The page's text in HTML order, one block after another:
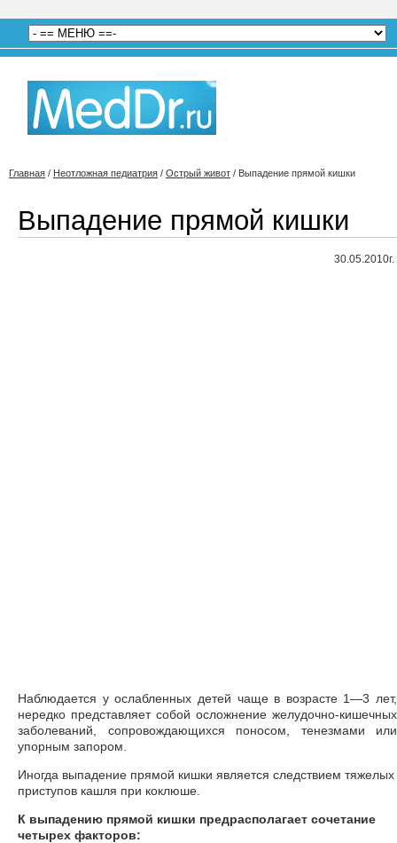
Главная / Неотложная педиатрия / Острый живот / Выпадение прямой кишки
Выпадение прямой кишки
30.05.2010г.
Наблюдается у ослабленных детей чаще в возрасте 1—3 лет,
нередко представляет собой осложнение желудочно-кишечных
заболеваний, сопровождающихся поносом, тенезмами или
упорным запором.
Иногда выпадение прямой кишки является следствием тяжелых
приступов кашля при коклюше.
К выпадению прямой кишки предрасполагает сочетание
четырех факторов: